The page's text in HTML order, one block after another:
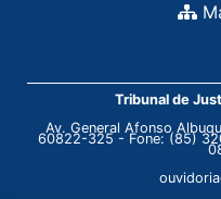
Tribunal de
Av. General Afonso
60822-325 - Fone: (85)